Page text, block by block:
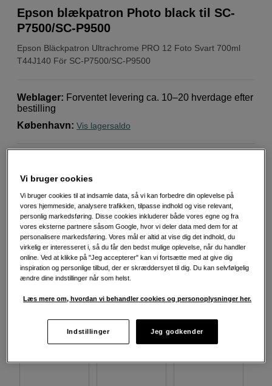
Epson Bläckpatron Ultrachrome PRO 12 Foto Svart 700ml
T44J140 För SC-P7500/SC-P9500
Epson blækpatron Photo black til SC-
P7500/SC-P9500
Weblager: Forventet levering ca. 10–20 hverdage efter
bestilling
København: Vis lagersaldo
giver dybe sorte nuancer og mere jævne toner i dine
udskrifter.
Mere information
Vælg farve
Cyan Grøn Light cyan
Vi bruger cookies
Vi bruger cookies til at indsamle data, så vi kan forbedre din oplevelse på
vores hjemmeside, analysere trafikken, tilpasse indhold og vise relevant,
personlig markedsføring. Disse cookies inkluderer både vores egne og fra
vores eksterne partnere såsom Google, hvor vi deler data med dem for at
personalisere markedsføring. Vores mål er altid at vise dig det indhold, du
virkelig er interesseret i, så du får den bedst mulige oplevelse, når du handler
online. Ved at klikke på "Jeg accepterer" kan vi fortsætte med at give dig
inspiration og personlige tilbud, der er skræddersyet til dig. Du kan selvfølgelig
ændre dine indstillinger når som helst.
Læs mere om, hvordan vi behandler cookies og personoplysninger her.
Indstillinger Jeg godkender